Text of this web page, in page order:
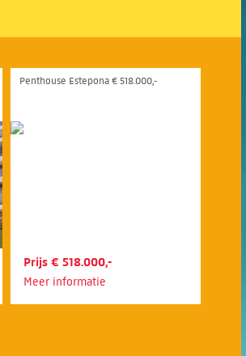
Penthouse Estepona € 518.000,-
Prijs € 518.000,-
Meer informatie